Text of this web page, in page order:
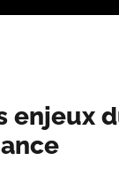
enjeux